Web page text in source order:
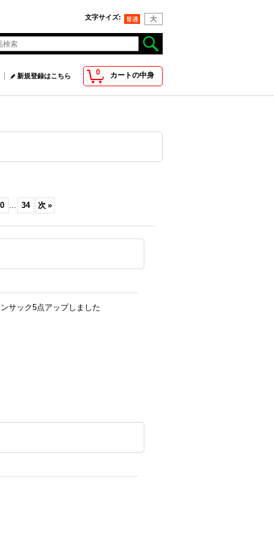
文字サイズ:
0 カートの中身
新規登録はこちら
... 34 次 »
サック5点アップしました